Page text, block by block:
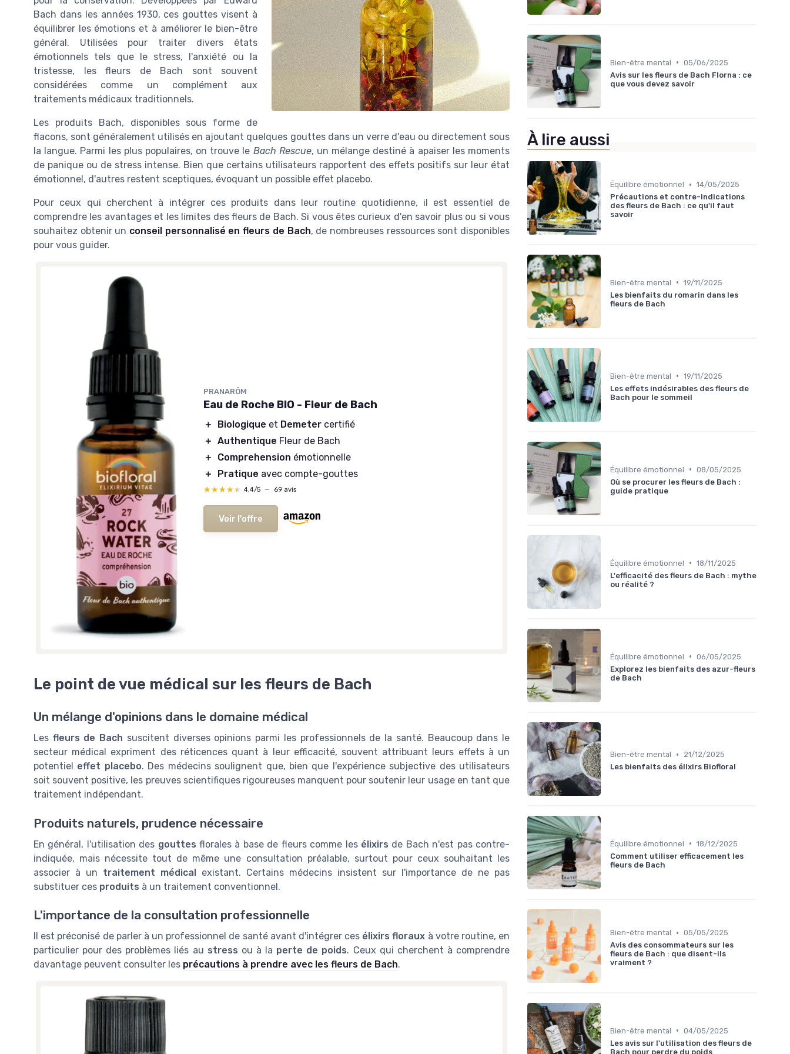
Bach dans les années 1930, ces gouttes visent à
équilibrer les émotions et à améliorer le bien-être
général. Utilisées pour traiter divers états
émotionnels tels que le stress, l'anxiété ou la
tristesse, les fleurs de Bach sont souvent
considérées comme un complément aux
traitements médicaux traditionnels.
Les produits Bach, disponibles sous forme de
flacons, sont généralement utilisés en ajoutant quelques gouttes dans un verre d'eau ou directement sous
la langue. Parmi les plus populaires, on trouve le Bach Rescue, un mélange destiné à apaiser les moments
de panique ou de stress intense. Bien que certains utilisateurs rapportent des effets positifs sur leur état
émotionnel, d'autres restent sceptiques, évoquant un possible effet placebo.
Pour ceux qui cherchent à intégrer ces produits dans leur routine quotidienne, il est essentiel de
comprendre les avantages et les limites des fleurs de Bach. Si vous êtes curieux d'en savoir plus ou si vous
souhaitez obtenir un conseil personnalisé en fleurs de Bach, de nombreuses ressources sont disponibles
pour vous guider.
PRANARÔM
Eau de Roche BIO - Fleur de Bach
＋ Biologique et Demeter certifié
＋ Authentique Fleur de Bach
＋
Comprehension émotionnelle
＋
Pratique avec compte-gouttes
★★★★★
★★★★★ 4,4/5 — 69 avis
Voir l'offre
Le point de vue médical sur les fleurs de Bach
Un mélange d'opinions dans le domaine médical
Les fleurs de Bach suscitent diverses opinions parmi les professionnels de la santé. Beaucoup dans le
secteur médical expriment des réticences quant à leur efficacité, souvent attribuant leurs effets à un
potentiel effet placebo. Des médecins soulignent que, bien que l'expérience subjective des utilisateurs
soit souvent positive, les preuves scientifiques rigoureuses manquent pour soutenir leur usage en tant que
traitement indépendant.
Produits naturels, prudence nécessaire
En général, l'utilisation des gouttes florales à base de fleurs comme les élixirs de Bach n'est pas contre-
indiquée, mais nécessite tout de même une consultation préalable, surtout pour ceux souhaitant les
associer à un traitement médical existant. Certains médecins insistent sur l'importance de ne pas
substituer ces produits à un traitement conventionnel.
L'importance de la consultation professionnelle
Il est préconisé de parler à un professionnel de santé avant d'intégrer ces élixirs floraux à votre routine, en
particulier pour des problèmes liés au stress ou à la perte de poids. Ceux qui cherchent à comprendre
davantage peuvent consulter les précautions à prendre avec les fleurs de Bach.
Bien-être mental • 05/06/2025
Avis sur les fleurs de Bach Florna : ce
que vous devez savoir
À lire aussi
Équilibre émotionnel • 14/05/2025
Précautions et contre-indications
des fleurs de Bach : ce qu'il faut
savoir
Bien-être mental • 19/11/2025
Les bienfaits du romarin dans les
fleurs de Bach
Bien-être mental • 19/11/2025
Les effets indésirables des fleurs de
Bach pour le sommeil
Équilibre émotionnel • 08/05/2025
Où se procurer les fleurs de Bach :
guide pratique
Équilibre émotionnel • 18/11/2025
L'efficacité des fleurs de Bach : mythe
ou réalité ?
Équilibre émotionnel • 06/05/2025
Explorez les bienfaits des azur-fleurs
de Bach
Bien-être mental •
21/12/2025
Les bienfaits des élixirs Biofloral
Équilibre émotionnel • 18/12/2025
Comment utiliser efficacement les
fleurs de Bach
Bien-être mental • 05/05/2025
Avis des consommateurs sur les
fleurs de Bach : que disent-ils
vraiment ?
Bien-être mental • 04/05/2025
Les avis sur l'utilisation des fleurs de
Bach pour perdre du poids